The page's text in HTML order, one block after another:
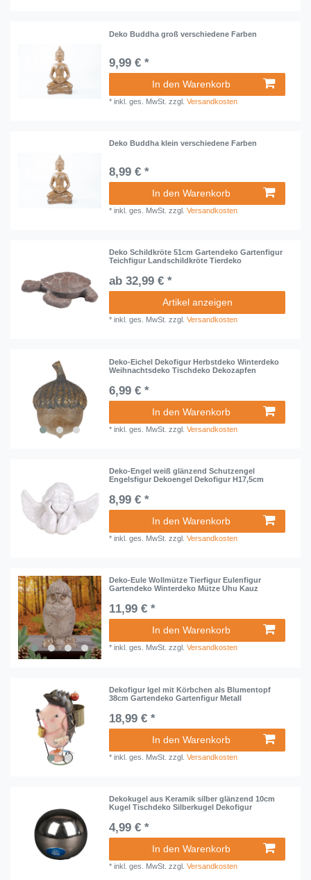
Deko Buddha groß verschiedene Farben
9,99 € *
In den Warenkorb
*inkl. ges. MwSt. zzgl.Versandkosten
Deko Buddha klein verschiedene Farben
8,99 € *
In den Warenkorb
*inkl. ges. MwSt. zzgl.Versandkosten
Deko Schildkröte 51cm Gartendeko Gartenfigur
Teichfigur Landschildkröte Tierdeko
ab 32,99 € *
Artikel anzeigen
*inkl. ges. MwSt. zzgl.Versandkosten
Deko-Eichel Dekofigur Herbstdeko Winterdeko
Weihnachtsdeko Tischdeko Dekozapfen
6,99 € *
In den Warenkorb
*inkl. ges. MwSt. zzgl.Versandkosten
Deko-Engel weiß glänzend Schutzengel
Engelsfigur Dekoengel Dekofigur H17,5cm
8,99 € *
In den Warenkorb
*inkl. ges. MwSt. zzgl.Versandkosten
Deko-Eule Wollmütze Tierfigur Eulenfigur
Gartendeko Winterdeko Mütze Uhu Kauz
11,99 € *
In den Warenkorb
*inkl. ges. MwSt. zzgl.Versandkosten
Dekofigur Igel mit Körbchen als Blumentopf
38cm Gartendeko Gartenfigur Metall
18,99 € *
In den Warenkorb
*inkl. ges. MwSt. zzgl.Versandkosten
Dekokugel aus Keramik silber glänzend 10cm
Kugel Tischdeko Silberkugel Dekofigur
4,99 € *
In den Warenkorb
*inkl. ges. MwSt. zzgl.Versandkosten